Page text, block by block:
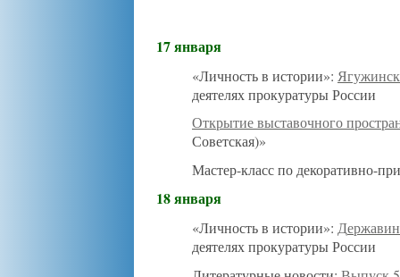
17 января
«Личность в истории»:
деятелях прокуратуры России
Открытие выставочного
Советская)»
Мастер-класс по декоративно-
18 января
«Личность в истории»: Державин
деятелях прокуратуры России